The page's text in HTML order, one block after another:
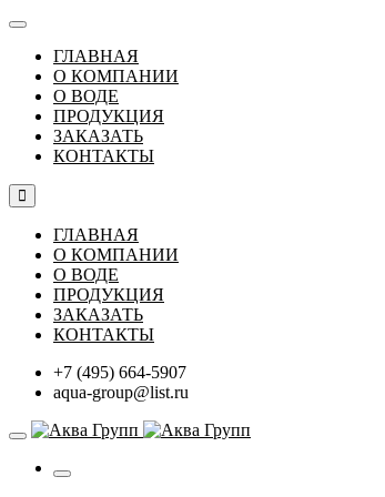
ГЛАВНАЯ
О КОМПАНИИ
О ВОДЕ
ПРОДУКЦИЯ
ЗАКАЗАТЬ
КОНТАКТЫ
ГЛАВНАЯ
О КОМПАНИИ
О ВОДЕ
ПРОДУКЦИЯ
ЗАКАЗАТЬ
КОНТАКТЫ
+7 (495) 664-5907
aqua-group@list.ru